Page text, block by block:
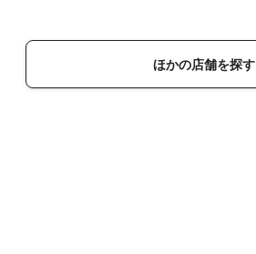
ほかの店舗を探す